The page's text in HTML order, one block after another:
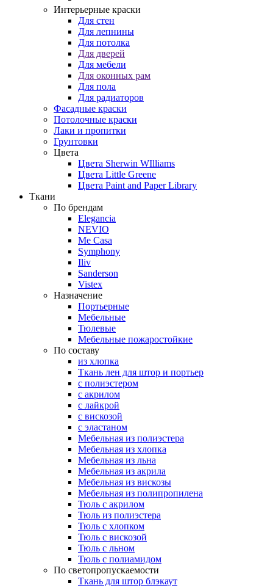
Интерьерные краски
Для стен
Для лепнины
Для потолка
Для дверей
Для мебели
Для оконных рам
Для пола
Для радиаторов
Фасадные краски
Потолочные краски
Лаки и пропитки
Грунтовки
Цвета
Цвета Sherwin WIlliams
Цвета Little Greene
Цвета Paint and Paper Library
Ткани
По брендам
Elegancia
NEVIO
Me Casa
Symphony
Iliv
Sanderson
Vistex
Назначение
Портьерные
Мебельные
Тюлевые
Мебельные пожаростойкие
По составу
из хлопка
Ткань лен для штор и портьер
с полиэстером
с акрилом
с лайкрой
с вискозой
с эластаном
Мебельная из полиэстера
Мебельная из хлопка
Мебельная из льна
Мебельная из акрила
Мебельная из вискозы
Мебельная из полипропилена
Тюль с акрилом
Тюль из полиэстера
Тюль с хлопком
Тюль с вискозой
Тюль с льном
Тюль с полиамидом
По светопропускаемости
Ткань для штор блэкаут